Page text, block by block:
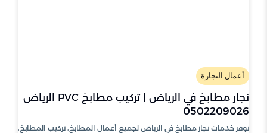
أعمال النجارة
نجار مطابخ في الرياض | تركيب مطابخ PVC الرياض
0502209026
نوفر خدمات نجار مطابخ في الرياض لجميع أعمال المطابخ، تركيب المطابخ،